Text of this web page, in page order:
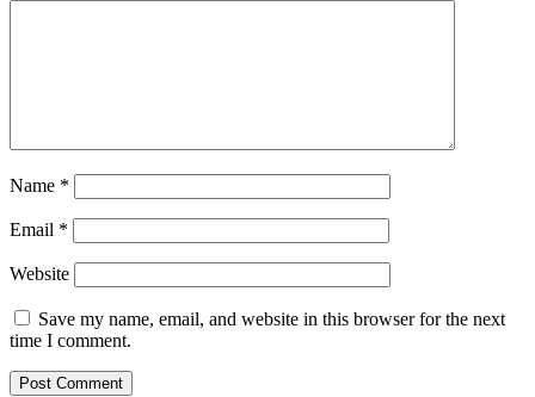
Name *
Email *
Website
Save my name, email, and website in this browser for the next
time I comment.